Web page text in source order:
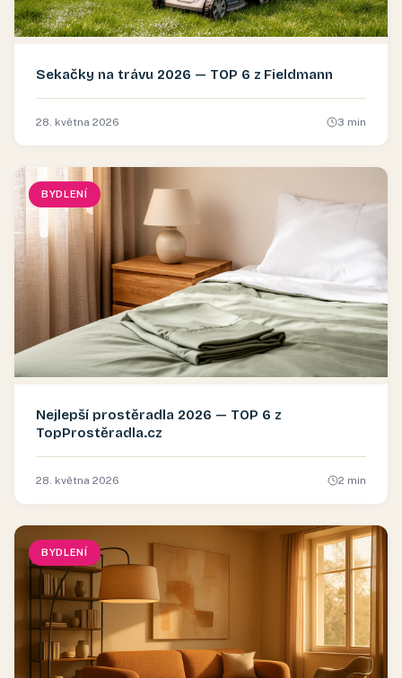
Sekačky na trávu 2026 — TOP 6 z Fieldmann
28. května 2026 3 min
BYDLENÍ
Nejlepší prostěradla 2026 — TOP 6 z
TopProstěradla.cz
28. května 2026 2 min
BYDLENÍ